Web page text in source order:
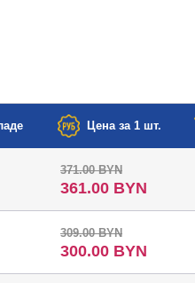
Цена за 1 шт.
371.00 BYN
361.00 BYN
309.00 BYN
300.00 BYN